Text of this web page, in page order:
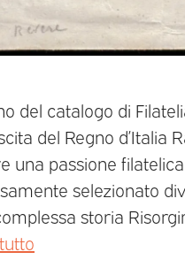
del catalogo di
del Regno
una passione
selezionato
storia